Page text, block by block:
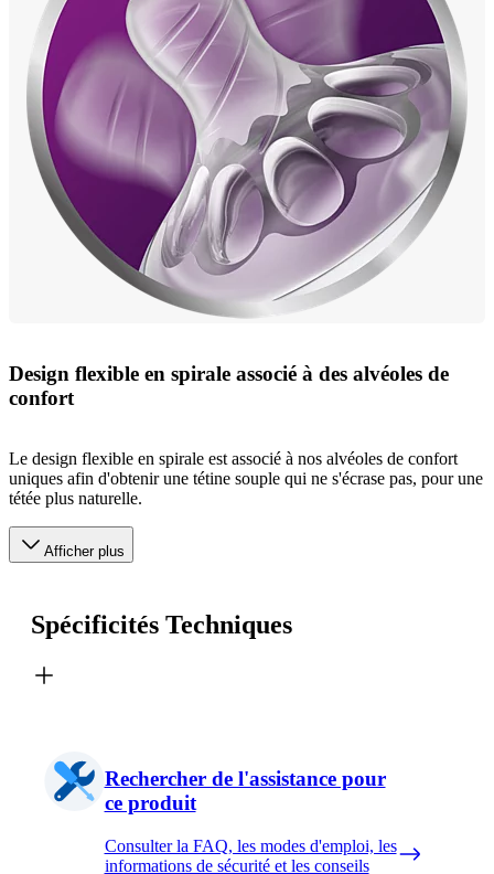
Design flexible en spirale associé à des alvéoles de
confort
Le design flexible en spirale est associé à nos alvéoles de confort
uniques afin d'obtenir une tétine souple qui ne s'écrase pas, pour une
tétée plus naturelle.
Afficher plus
Spécificités Techniques
Rechercher de l'assistance pour
ce produit
Consulter la FAQ, les modes d'emploi, les
informations de sécurité et les conseils